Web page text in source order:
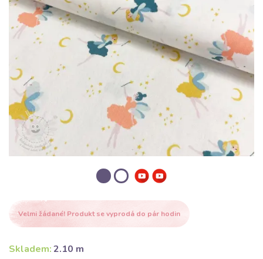
Velmi žádané! Produkt se vyprodá do pár hodin
Skladem:2.10 m